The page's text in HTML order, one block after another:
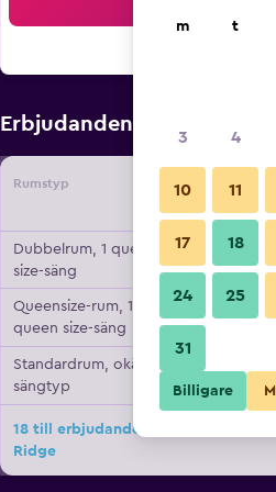
Erbjudanden från
Rumstyp
Dubbelrum, 1 queen
size-säng
Queensize-rum, 1
queen size-säng
Standardrum, okänd
sängtyp
18 till erbjudanden för Residence
Ridge
m t
3 4
10 11
17 18
24 25
31
Billigare